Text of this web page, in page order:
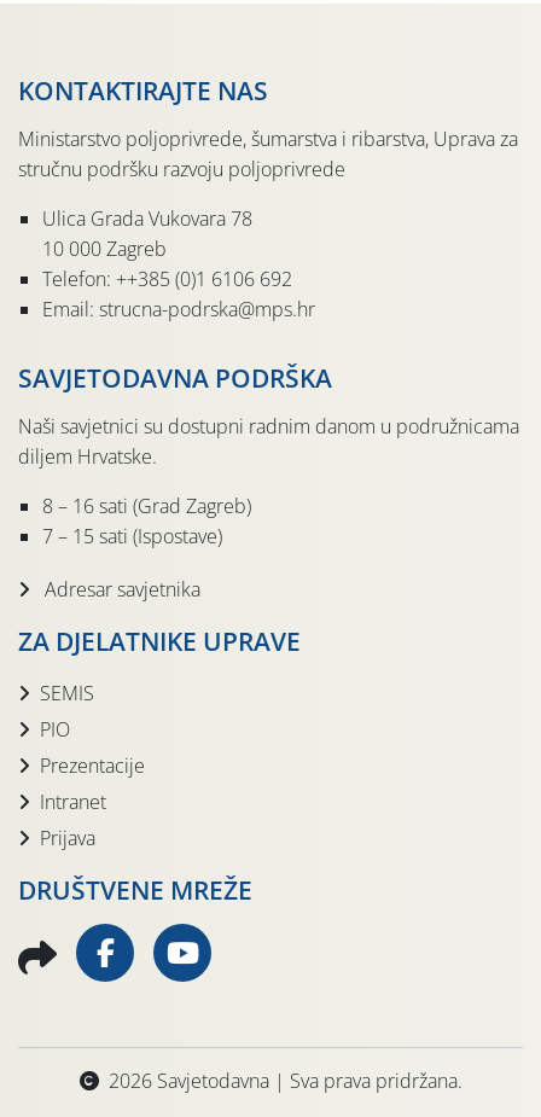
KONTAKTIRAJTE NAS
Ministarstvo poljoprivrede, šumarstva i ribarstva, Uprava za
stručnu podršku razvoju poljoprivrede
Ulica Grada Vukovara 78
10 000 Zagreb
Telefon: ++385 (0)1 6106 692
Email: strucna-podrska@mps.hr
SAVJETODAVNA PODRŠKA
Naši savjetnici su dostupni radnim danom u podružnicama
diljem Hrvatske.
8 – 16 sati (Grad Zagreb)
7 – 15 sati (Ispostave)
Adresar savjetnika
ZA DJELATNIKE UPRAVE
SEMIS
PIO
Prezentacije
Intranet
Prijava
DRUŠTVENE MREŽE
2026 Savjetodavna | Sva prava pridržana.